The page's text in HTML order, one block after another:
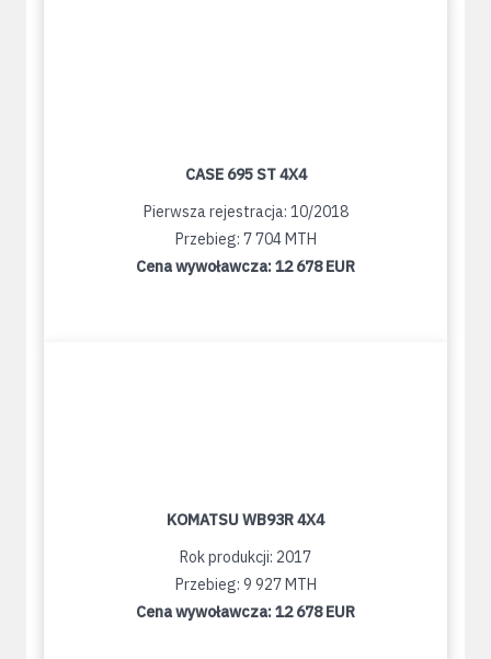
CASE 695 ST 4X4
Pierwsza rejestracja: 10/2018
Przebieg: 7 704 MTH
Cena wywoławcza:12 678 EUR
KOMATSU WB93R 4X4
Rok produkcji: 2017
Przebieg: 9 927 MTH
Cena wywoławcza:12 678 EUR